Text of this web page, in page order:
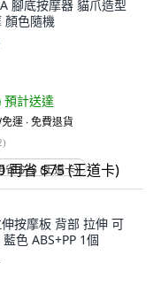
腳底按摩器 貓爪造型
顏色隨機
預計送達
運 ∙ 免費退貨
)
省 $75 (王道卡)
按摩板 背部 拉伸 可
色 ABS+PP 1個